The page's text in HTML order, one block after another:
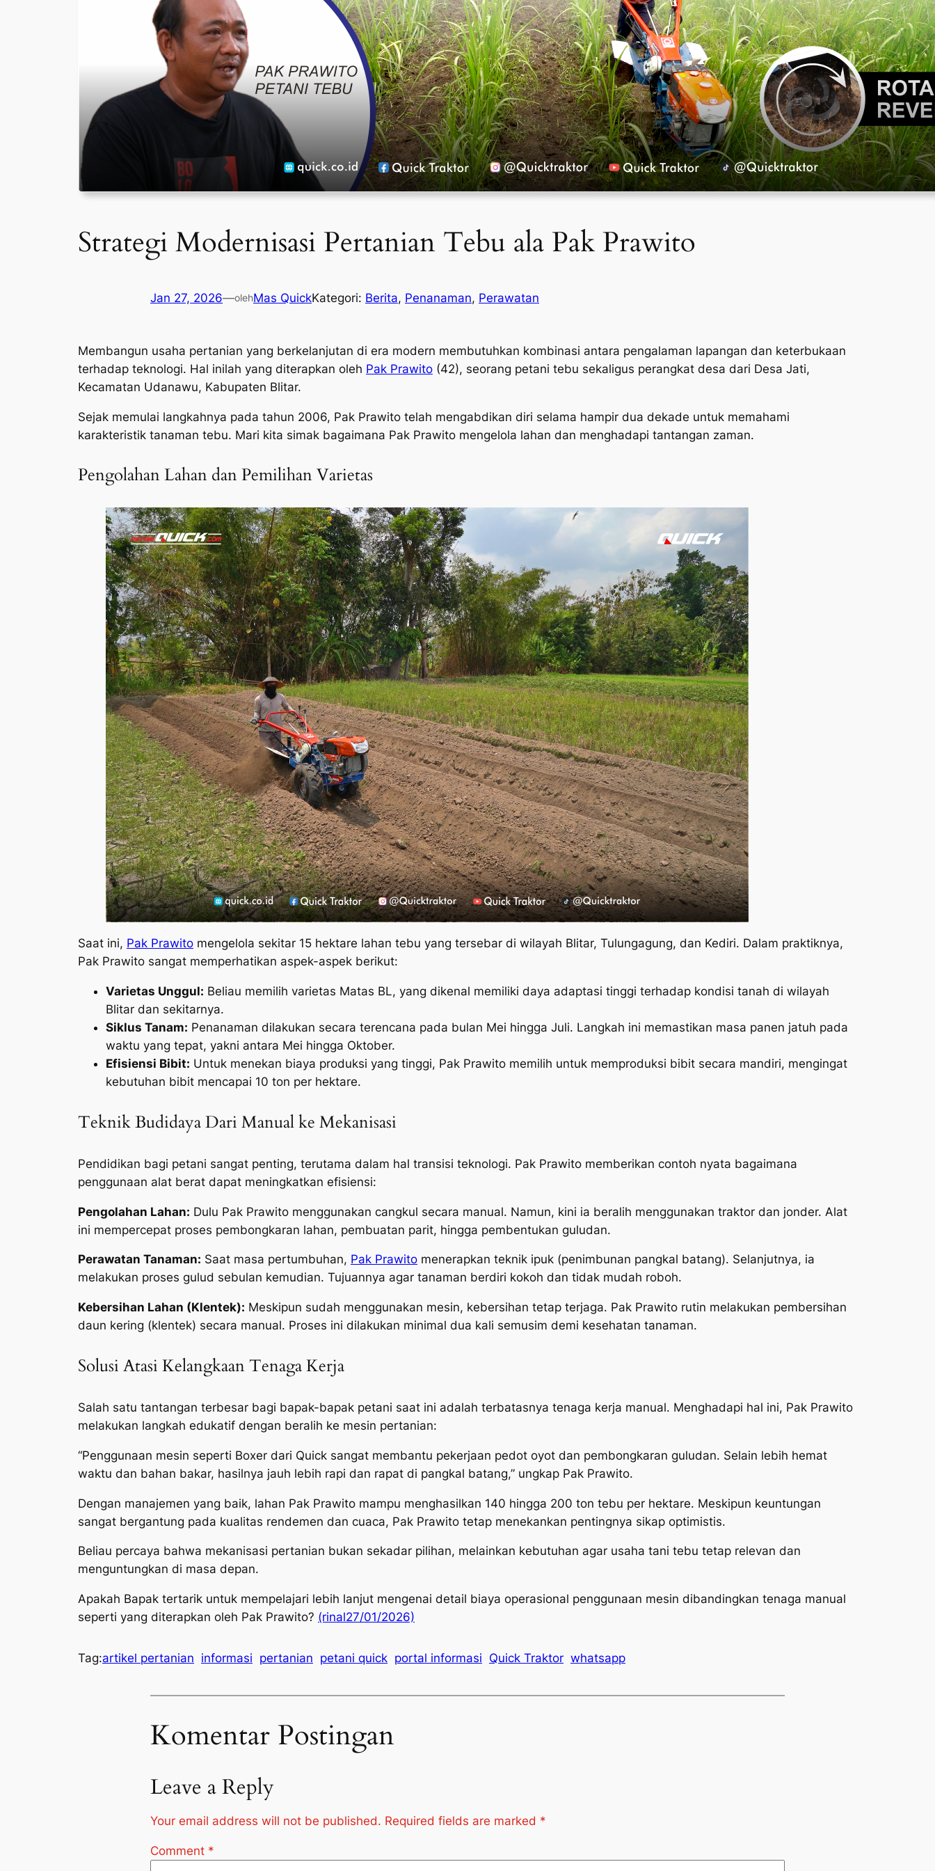
Strategi Modernisasi Pertanian Tebu ala Pak Prawito
Jan 27, 2026—olehMas QuickKategori: Berita, Penanaman, Perawatan
Membangun usaha pertanian yang berkelanjutan di era modern membutuhkan kombinasi antara pengalaman lapangan dan keterbukaan
terhadap teknologi. Hal inilah yang diterapkan oleh Pak Prawito (42), seorang petani tebu sekaligus perangkat desa dari Desa Jati,
Kecamatan Udanawu, Kabupaten Blitar.
Sejak memulai langkahnya pada tahun 2006, Pak Prawito telah mengabdikan diri selama hampir dua dekade untuk memahami
karakteristik tanaman tebu. Mari kita simak bagaimana Pak Prawito mengelola lahan dan menghadapi tantangan zaman.
Pengolahan Lahan dan Pemilihan Varietas
Saat ini, Pak Prawito mengelola sekitar 15 hektare lahan tebu yang tersebar di wilayah Blitar, Tulungagung, dan Kediri. Dalam praktiknya,
Pak Prawito sangat memperhatikan aspek-aspek berikut:
Varietas Unggul: Beliau memilih varietas Matas BL, yang dikenal memiliki daya adaptasi tinggi terhadap kondisi tanah di wilayah
Blitar dan sekitarnya.
Siklus Tanam: Penanaman dilakukan secara terencana pada bulan Mei hingga Juli. Langkah ini memastikan masa panen jatuh pada
waktu yang tepat, yakni antara Mei hingga Oktober.
Efisiensi Bibit: Untuk menekan biaya produksi yang tinggi, Pak Prawito memilih untuk memproduksi bibit secara mandiri, mengingat
kebutuhan bibit mencapai 10 ton per hektare.
Teknik Budidaya Dari Manual ke Mekanisasi
Pendidikan bagi petani sangat penting, terutama dalam hal transisi teknologi. Pak Prawito memberikan contoh nyata bagaimana
penggunaan alat berat dapat meningkatkan efisiensi:
Pengolahan Lahan: Dulu Pak Prawito menggunakan cangkul secara manual. Namun, kini ia beralih menggunakan traktor dan jonder. Alat
ini mempercepat proses pembongkaran lahan, pembuatan parit, hingga pembentukan guludan.
Perawatan Tanaman: Saat masa pertumbuhan, Pak Prawito menerapkan teknik ipuk (penimbunan pangkal batang). Selanjutnya, ia
melakukan proses gulud sebulan kemudian. Tujuannya agar tanaman berdiri kokoh dan tidak mudah roboh.
Kebersihan Lahan (Klentek): Meskipun sudah menggunakan mesin, kebersihan tetap terjaga. Pak Prawito rutin melakukan pembersihan
daun kering (klentek) secara manual. Proses ini dilakukan minimal dua kali semusim demi kesehatan tanaman.
Solusi Atasi Kelangkaan Tenaga Kerja
Salah satu tantangan terbesar bagi bapak-bapak petani saat ini adalah terbatasnya tenaga kerja manual. Menghadapi hal ini, Pak Prawito
melakukan langkah edukatif dengan beralih ke mesin pertanian:
“Penggunaan mesin seperti Boxer dari Quick sangat membantu pekerjaan pedot oyot dan pembongkaran guludan. Selain lebih hemat
waktu dan bahan bakar, hasilnya jauh lebih rapi dan rapat di pangkal batang,” ungkap Pak Prawito.
Dengan manajemen yang baik, lahan Pak Prawito mampu menghasilkan 140 hingga 200 ton tebu per hektare. Meskipun keuntungan
sangat bergantung pada kualitas rendemen dan cuaca, Pak Prawito tetap menekankan pentingnya sikap optimistis.
Beliau percaya bahwa mekanisasi pertanian bukan sekadar pilihan, melainkan kebutuhan agar usaha tani tebu tetap relevan dan
menguntungkan di masa depan.
Apakah Bapak tertarik untuk mempelajari lebih lanjut mengenai detail biaya operasional penggunaan mesin dibandingkan tenaga manual
seperti yang diterapkan oleh Pak Prawito? (rinal27/01/2026)
Tag:artikel pertanian informasi pertanian petani quick portal informasi Quick Traktor whatsapp
Komentar Postingan
Leave a Reply
Your email address will not be published. Required fields are marked *
Comment *